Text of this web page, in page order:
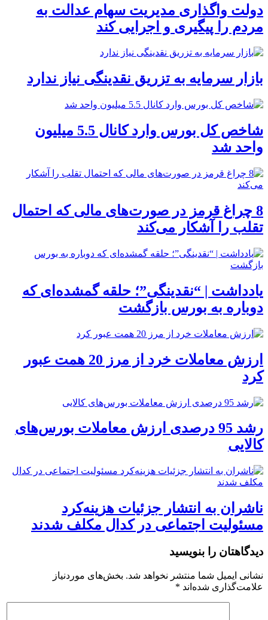
دولت واگذاری مدیریت سهام عدالت به
مردم را پیگیری و اجرایی کند
بازار سرمایه به تزریق نقدینگی نیاز ندارد
شاخص کل بورس وارد کانال 5.5 میلیون
واحد شد
8 چراغ قرمز در صورت‌های مالی که احتمال
تقلب را آشکار می‌کند
یادداشت | “نقدینگی”؛ حلقه گمشده‌ای که
دوباره به بورس بازگشت
ارزش معاملات خرد از مرز 20 همت عبور
کرد
رشد 95 درصدی ارزش معاملات بورس‌های
کالایی
ناشران به انتشار جزئیات هزینه‌کرد
مسئولیت اجتماعی در کدال مکلف شدند
دیدگاهتان را بنویسید
نشانی ایمیل شما منتشر نخواهد شد. بخش‌های موردنیاز
علامت‌گذاری شده‌اند *